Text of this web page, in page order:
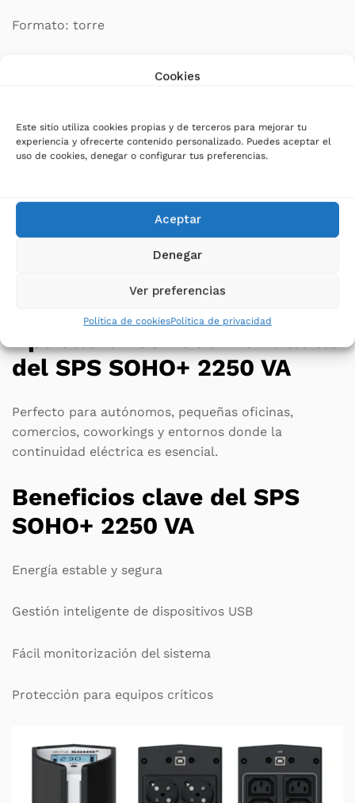
Cookies
Este sitio utiliza cookies propias y de terceros para mejorar tu
experiencia y ofrecerte contenido personalizado. Puedes aceptar el
uso de cookies, denegar o configurar tus preferencias.
Aceptar
Denegar
Ver preferencias
Política de cookiesPolítica de privacidad
Formato: torre
Conexiones: Schuko o IEC
Batería: fácil reemplazo
automático/hibernación
del SPS SOHO+ 2250 VA
Perfecto para autónomos, pequeñas oficinas,
comercios, coworkings y entornos donde la
continuidad eléctrica es esencial.
Beneficios clave del SPS
SOHO+ 2250 VA
Energía estable y segura
Gestión inteligente de dispositivos USB
Fácil monitorización del sistema
Protección para equipos críticos